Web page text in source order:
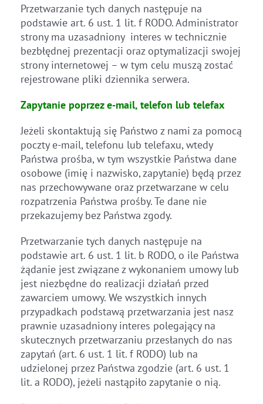
Przetwarzanie tych danych następuje na
podstawie art. 6 ust. 1 lit. f RODO. Administrator
strony ma uzasadniony interes w technicznie
bezbłędnej prezentacji oraz optymalizacji swojej
strony internetowej – w tym celu muszą zostać
rejestrowane pliki dziennika serwera.
Zapytanie poprzez e-mail, telefon lub telefax
Jeżeli skontaktują się Państwo z nami za pomocą
poczty e-mail, telefonu lub telefaxu, wtedy
Państwa prośba, w tym wszystkie Państwa dane
osobowe (imię i nazwisko, zapytanie) będą przez
nas przechowywane oraz przetwarzane w celu
rozpatrzenia Państwa prośby. Te dane nie
przekazujemy bez Państwa zgody.
Przetwarzanie tych danych następuje na
podstawie art. 6 ust. 1 lit. b RODO, o ile Państwa
żądanie jest związane z wykonaniem umowy lub
jest niezbędne do realizacji działań przed
zawarciem umowy. We wszystkich innych
przypadkach podstawą przetwarzania jest nasz
prawnie uzasadniony interes polegający na
skutecznych przetwarzaniu przesłanych do nas
zapytań (art. 6 ust. 1 lit. f RODO) lub na
udzielonej przez Państwa zgodzie (art. 6 ust. 1
lit. a RODO), jeżeli nastąpiło zapytanie o nią.